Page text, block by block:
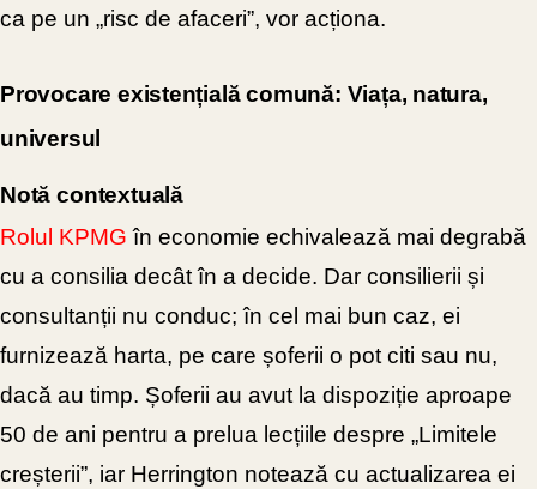
ca pe un „risc de afaceri”, vor acționa.
Provocare existențială comună: Viața, natura,
universul
Notă contextuală
Rolul KPMG în economie echivalează mai degrabă
cu a consilia decât în a decide. Dar consilierii și
consultanții nu conduc; în cel mai bun caz, ei
furnizează harta, pe care șoferii o pot citi sau nu,
dacă au timp. Șoferii au avut la dispoziție aproape
50 de ani pentru a prelua lecțiile despre „Limitele
creșterii”, iar Herrington notează cu actualizarea ei